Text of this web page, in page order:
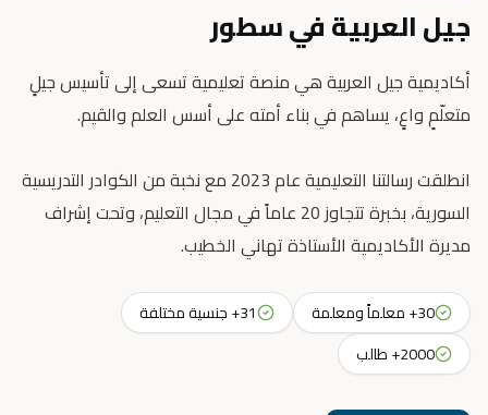
جيل العربية في سطور
أكاديمية جيل العربية هي منصة تعليمية تسعى إلى تأسيس جيلٍ
انطلقت رسالتنا التعليمية عام 2023 مع نخبة من الكوادر التدريسية
السورية، بخبرة تتجاوز 20 عاماً في مجال التعليم، وتحت إشراف
مديرة الأكاديمية الأستاذة تهاني الخطيب.
30+ معلماً ومعلمة
31+ جنسية مختلفة
2000+ طالب